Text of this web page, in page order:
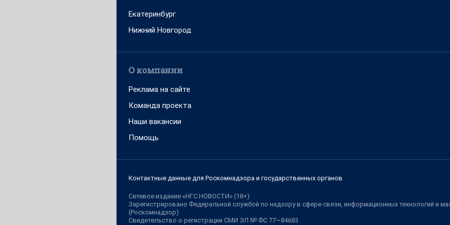
Екатеринбург
Нижний Новгород
О компании
Реклама на сайте
Команда проекта
Наши вакансии
Помощь
Контактные данные для Роскомнадзора и государственных органов
Сетевое издание «НГС.НОВОСТИ» (18+)
Зарегистрировано Федеральной службой по надзору в сфере связи, информационных технологий и
(Роскомнадзор)
Свидетельство о регистрации СМИ ЭЛ № ФС 77—84683